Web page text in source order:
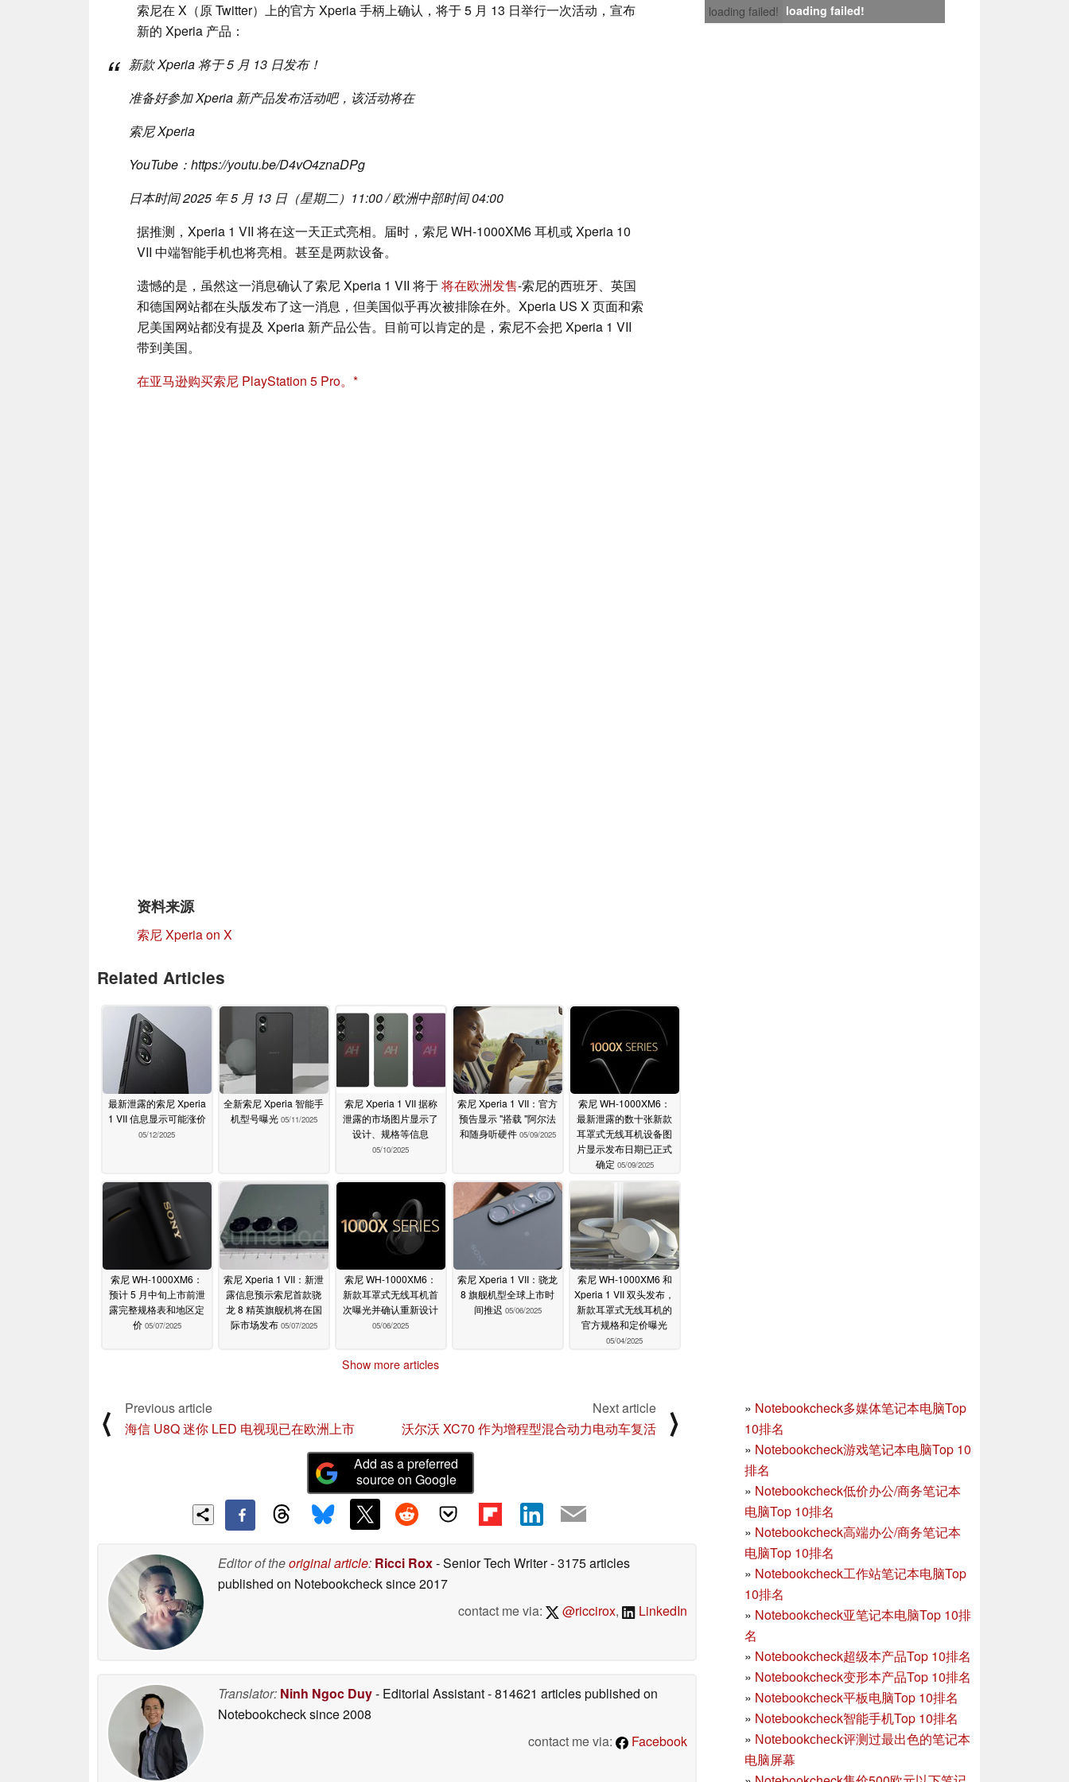
loading failed! loading failed!
索尼在 X（原 Twitter）上的官方 Xperia 手柄上确认，将于 5 月 13 日举行一次活动，宣布
新的 Xperia 产品：
新款 Xperia 将于 5 月 13 日发布！
准备好参加 Xperia 新产品发布活动吧，该活动将在
索尼 Xperia
YouTube：https://youtu.be/D4vO4znaDPg
日本时间 2025 年 5 月 13 日（星期二）11:00 / 欧洲中部时间 04:00
据推测，Xperia 1 VII 将在这一天正式亮相。届时，索尼 WH-1000XM6 耳机或 Xperia 10
VII 中端智能手机也将亮相。甚至是两款设备。
遗憾的是，虽然这一消息确认了索尼 Xperia 1 VII 将于将在欧洲发售-索尼的西班牙、英国
和德国网站都在头版发布了这一消息，但美国似乎再次被排除在外。Xperia US X 页面和索
尼美国网站都没有提及 Xperia 新产品公告。目前可以肯定的是，索尼不会把 Xperia 1 VII
带到美国。
在亚马逊购买索尼 PlayStation 5 Pro。
资料来源
索尼 Xperia on X
Related Articles
最新泄露的索尼 Xperia
1 VII 信息显示可能涨价
05/12/2025
全新索尼 Xperia 智能手
机型号曝光 05/11/2025
索尼 Xperia 1 VII 据称
泄露的市场图片显示了
设计、规格等信息
05/10/2025
索尼 Xperia 1 VII：官方
预告显示 "搭载 "阿尔法
和随身听硬件 05/09/2025
索尼 WH-1000XM6：
最新泄露的数十张新款
耳罩式无线耳机设备图
片显示发布日期已正式
确定 05/09/2025
索尼 WH-1000XM6：
预计 5 月中旬上市前泄
露完整规格表和地区定
价 05/07/2025
索尼 Xperia 1 VII：新泄
露信息预示索尼首款骁
龙 8 精英旗舰机将在国
际市场发布 05/07/2025
索尼 WH-1000XM6：
新款耳罩式无线耳机首
次曝光并确认重新设计
05/06/2025
索尼 Xperia 1 VII：骁龙
8 旗舰机型全球上市时
间推迟 05/06/2025
索尼 WH-1000XM6 和
Xperia 1 VII 双头发布，
新款耳罩式无线耳机的
官方规格和定价曝光
05/04/2025
Show more articles
» Notebookcheck多媒体笔记本电脑Top
10排名
» Notebookcheck游戏笔记本电脑Top 10
排名
» Notebookcheck低价办公/商务笔记本
电脑Top 10排名
» Notebookcheck高端办公/商务笔记本
电脑Top 10排名
» Notebookcheck工作站笔记本电脑Top
10排名
» Notebookcheck亚笔记本电脑Top 10排
名
» Notebookcheck超级本产品Top 10排名
» Notebookcheck变形本产品Top 10排名
» Notebookcheck平板电脑Top 10排名
» Notebookcheck智能手机Top 10排名
» Notebookcheck评测过最出色的笔记本
电脑屏幕
⟨
Previous article
海信 U8Q 迷你 LED 电视现已在欧洲上市
Next article
沃尔沃 XC70 作为增程型混合动力电动车复活
⟩
Add as a preferred
source on Google
Editor of theoriginal article: Ricci Rox- Senior Tech Writer- 3175 articles
published on Notebookchecksince 2017
contact me via:
@riccirox, LinkedIn
Translator: Ninh Ngoc Duy- Editorial Assistant- 814621 articles published on
Notebookchecksince 2008
contact me via:
Facebook